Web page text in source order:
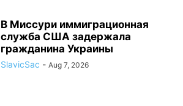
В Миссури иммиграционная
служба США задержала
гражданина Украины
SlavicSac - Aug 7, 2026